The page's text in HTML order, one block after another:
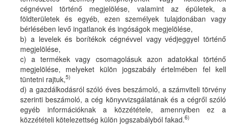
cégnévvel történő megjelölése, valamint az épületek, a
földterületek és egyéb, ezen személyek tulajdonában vagy
bérlésében levő ingatlanok és ingóságok megjelölése,
b) a levelek és borítékok cégnévvel vagy védjeggyel történő
megjelölése,
c) a termékek vagy csomagolásuk azon adatokkal történő
megjelölése, melyeket külön jogszabály értelmében fel kell
tüntetni rajtuk,5)
d) a gazdálkodásról szóló éves beszámoló, a számviteli törvény
szerinti beszámoló, a cég könyvvizsgálatának és a cégről szóló
egyéb információknak a közzététele, amennyiben ez a
közzétételi kötelezettség külön jogszabályból fakad.6)